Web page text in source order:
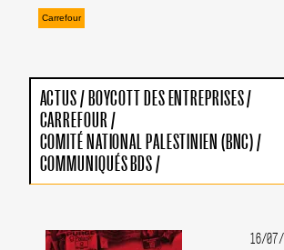
Carrefour
ACTUS/ BOYCOTT DES ENTREPRISES/
CARREFOUR /
COMITÉ NATIONAL PALESTINIEN (BNC)/
COMMUNIQUÉS BDS/
16/